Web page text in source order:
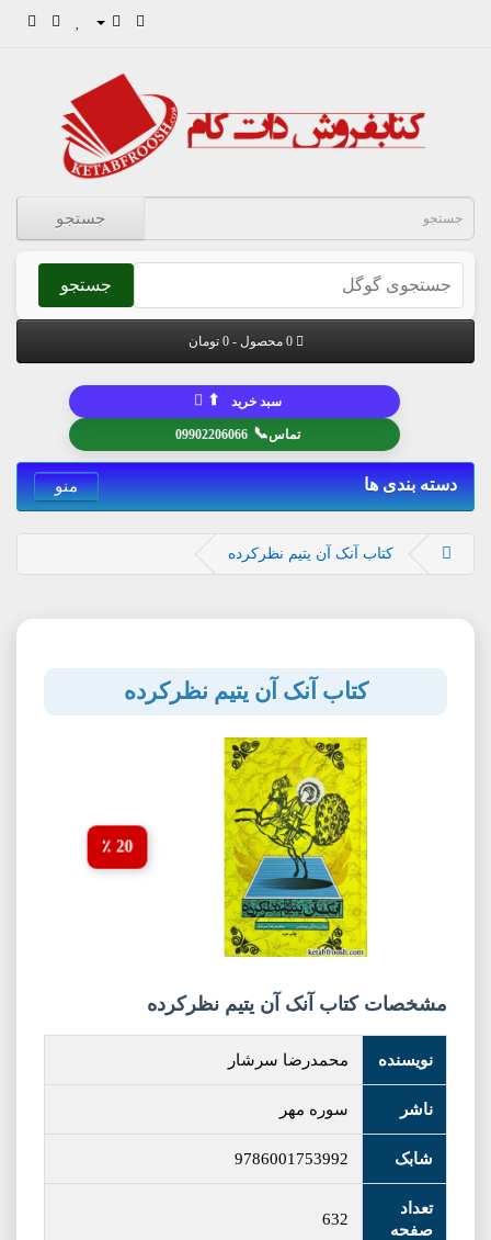
جستجو
جستجو
0 محصول - 0 تومان
تماس📞
09902206066
سبد خرید ⬆
دسته بندی ها منو
کتاب آنک آن یتیم نظرکرده
کتاب آنک آن یتیم نظرکرده
20 ٪
مشخصات کتاب آنک آن یتیم نظرکرده
نویسنده محمدرضا سرشار
ناشر سوره مهر
شابک 9786001753992
تعداد
صفحه
632